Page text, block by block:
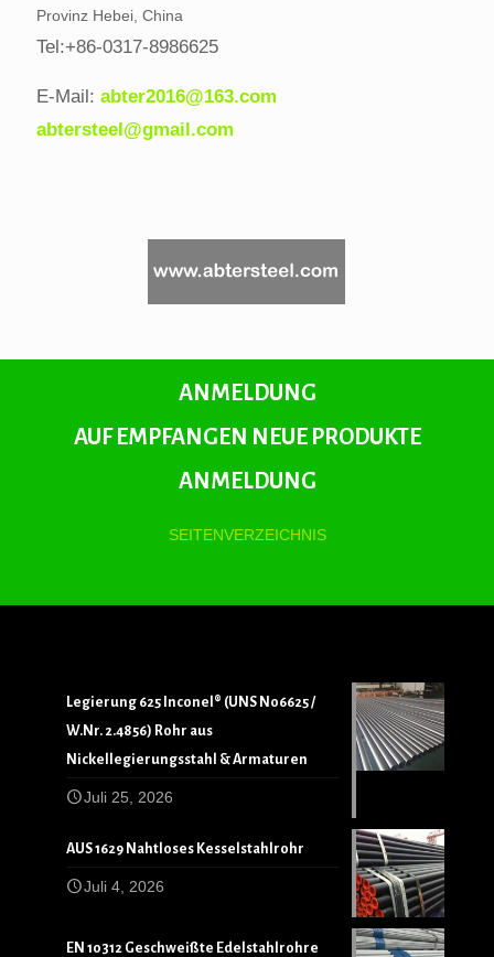
Provinz Hebei, China
Tel:+86-0317-8986625
E-Mail: abter2016@163.com
abtersteel@gmail.com
ANMELDUNG
AUF EMPFANGEN NEUE PRODUKTE
ANMELDUNG
SEITENVERZEICHNIS
Legierung 625 Inconel® (UNS N06625 /
W.Nr. 2.4856) Rohr aus
Nickellegierungsstahl & Armaturen
Juli 25, 2026
AUS 1629 Nahtloses Kesselstahlrohr
Juli 4, 2026
EN 10312 Geschweißte Edelstahlrohre